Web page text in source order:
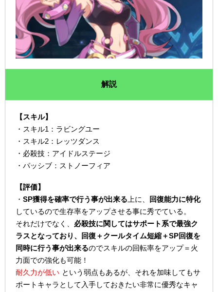
解説
【スキル】
・スキル1：ラビングユー
・スキル2：レッツダンス
・必殺技：アイドルステージ
・パッシブ：ストノーフィア
【評価】
・SP獲得を確率で行う事が出来る上に、
回復能力に特化
しているので生存率をアップさせる事に秀でている。
それだけでなく、 必殺技に関してはサポート系で最強ク
ラスとなっており、回復＋クールタイム短縮＋SP回復を
同時に行う事が出来るのでスキルの回転率をアップ＝火
力面での強化も可能！
耐久力が低い という弱点もあるが、それを加味してもサ
ポートキャラとして入手しておきたい非常に優秀なキャ